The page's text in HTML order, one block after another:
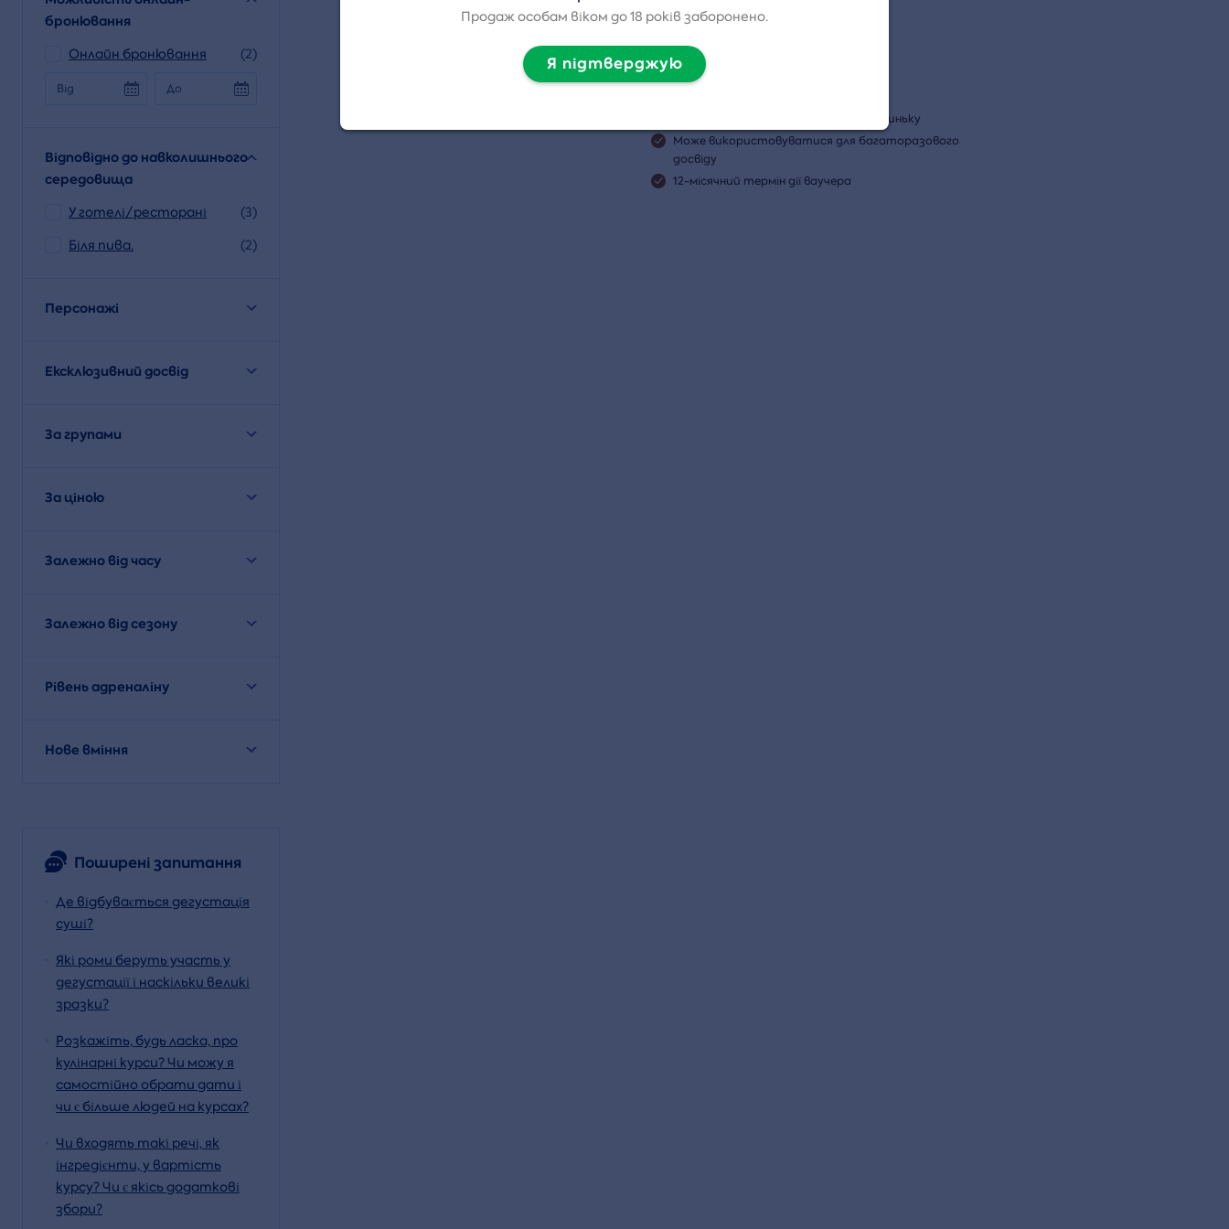
бронювання
Онлайн бронювання (2)
Від До
Відповідно до навколишнього
середовища
У готелі/ресторані
(3)
Біля пива.
(2)
Персонажі
Ексклюзивний досвід
За групами
За ціною
Залежно від часу
Залежно від сезону
Рівень адреналіну
Нове вміння
Поширені запитання
Де відбувається дегустація
суші?
Які роми беруть участь у
дегустації і наскільки великі
зразки?
Розкажіть, будь ласка, про
кулінарні курси? Чи можу я
самостійно обрати дати і
чи є більше людей на курсах?
Чи входять такі речі, як
інгредієнти, у вартість
курсу? Чи є якісь додаткові
збори?
універсальний ваучер
Обирайте з понад 500 досвідів
надсилається на вашу поштову скриньку
Може використовуватися для багаторазового
досвіду
12-місячний термін дії ваучера
Продаж особам віком до 18 років заборонено.
Я підтверджую